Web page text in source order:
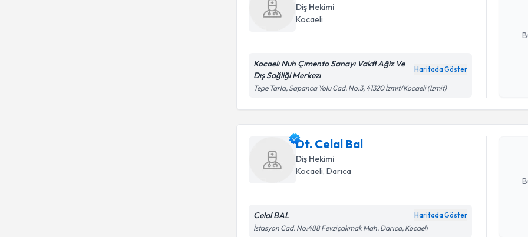
Diş Hekimi
Kocaeli
Kocaelı Nuh Çımento Sanayı Vakfi Ağiz Ve
Dış Sağliği Merkezı
Haritada Göster
Tepe Tarla, Sapanca Yolu Cad. No:3, 41320 İzmit/Kocaeli (Izmit)
Dt. Celal Bal
Diş Hekimi
Kocaeli , Darıca
Celal BAL Haritada Göster
İstasyon Cad. No:488 Fevziçakmak Mah. Darıca, Kocaeli